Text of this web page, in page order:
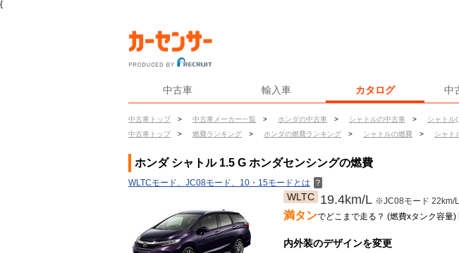
{
中古車 輸入車 カタログ 中
中古車トップ > 中古車メーカー一覧 > ホンダの中古車 > シャトルの中古車 > シャトル
中古車トップ
> 燃費ランキング > ホンダの燃費ランキング > シャトルの燃費 > シャト
ホンダ シャトル 1.5 G ホンダセンシングの燃費
WLTCモード、JC08モード、10・15モードとは ？
WLTC 19.4km/L ※JC08モード 22km/L
満タンでどこまで走る？ (燃費xタンク容量)
内外装のデザインを変更